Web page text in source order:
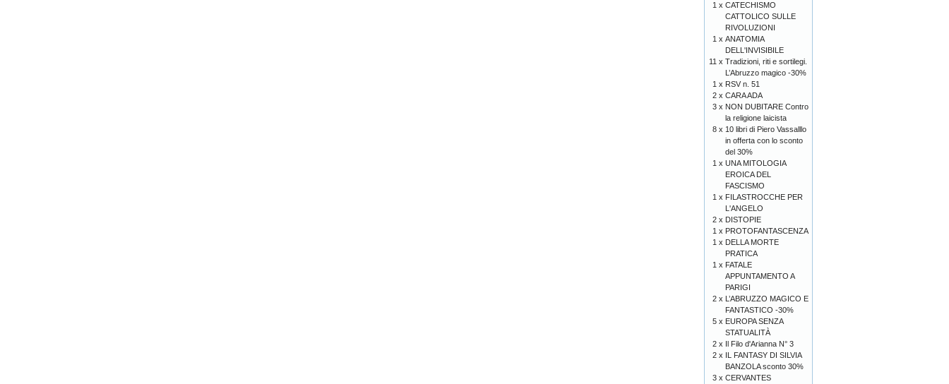
1 x CATECHISMO
CATTOLICO SULLE
RIVOLUZIONI
1 x ANATOMIA
DELL'INVISIBILE
11 x Tradizioni, riti e sortilegi.
L’Abruzzo magico -30%
1 x RSV n. 51
2 x CARA ADA
3 x NON DUBITARE Contro
la religione laicista
8 x 10 libri di Piero Vassalllo
in offerta con lo sconto
del 30%
1 x UNA MITOLOGIA
EROICA DEL
FASCISMO
1 x FILASTROCCHE PER
L'ANGELO
2 x DISTOPIE
1 x PROTOFANTASCENZA
1 x DELLA MORTE
PRATICA
1 x FATALE
APPUNTAMENTO A
PARIGI
2 x L’ABRUZZO MAGICO E
FANTASTICO -30%
5 x EUROPA SENZA
STATUALITÀ
2 x Il Filo d'Arianna N° 3
2 x IL FANTASY DI SILVIA
BANZOLA sconto 30%
3 x CERVANTES